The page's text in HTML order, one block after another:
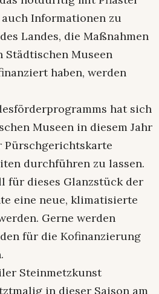
Informationen zu
Landes, die Maßnahmen
Museen
haben, werden
hat sich
Museen in diesem Jahr
Pürschgerichtskarte
durchführen zu lassen.
für dieses Glanzstück der
eine neue, klimatisierte
Gerne werden
für die Kofinanzierung
Steinmetzkunst
in dieser Saison am